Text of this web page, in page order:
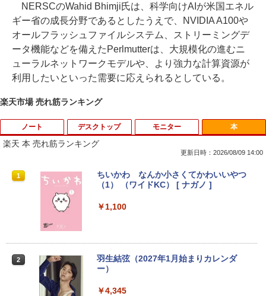
NERSCのWahid Bhimji氏は、科学向けAIが米国エネル
ギー省の成長分野であるとしたうえで、NVIDIA A100や
オールフラッシュファイルシステム、ストリーミングデ
ータ機能などを備えたPerlmutterは、大規模化の進むニ
ューラルネットワークモデルや、より強力な計算資源が
利用したいといった需要に応えられるとしている。
楽天市場 売れ筋ランキング
ノート
1
【★最大100%ポイント】【大特価!訳あ
り!】富士通 LIFEBOOK A576/第6世代 C
晶/USB 3.0/VGA/HDMI/DVD/Office/中古
【マラソンP5倍/10%オフクーポン】中古
デスクトップ モニター
1
富士通 Fujitsu 液晶モニター VL-17CST
17インチ スクエア ホワイト LCD LEDバ
非光沢 ノングレア DVI VESA準拠 ディス
ー シークレット 19インチワイド ノング
本
楽天 本 売れ筋ランキング
更新日時：2026/08/09 14:00
1
ちいかわ なんか小さくてかわいいやつ
（1） （ワイドKC） [ ナガノ ]
￥1,100
2
羽生結弦（2027年1月始まりカレンダ
ー）
￥4,345